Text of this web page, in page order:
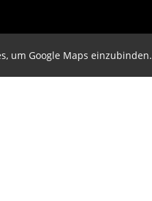
um Google Maps einzubinden.